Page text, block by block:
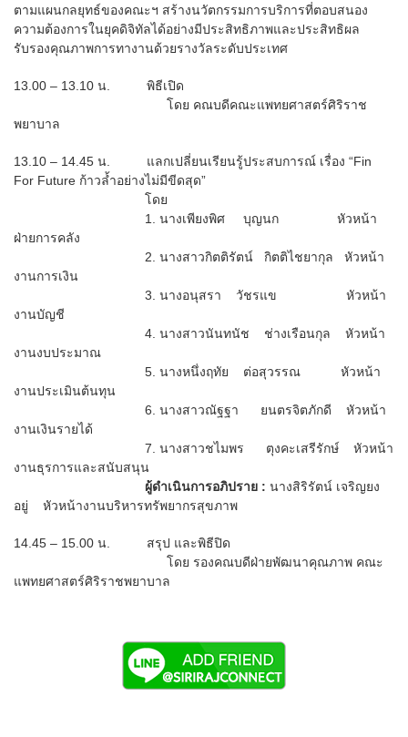
ตามแผนกลยุทธ์ของคณะฯ สร้างนวัตกรรมการบริการที่ตอบสนอง
ความต้องการในยุคดิจิทัลได้อย่างมีประสิทธิภาพและประสิทธิผล
รับรองคุณภาพการทางานด้วยรางวัลระดับประเทศ
13.00 – 13.10 น. พิธีเปิด
โดย คณบดีคณะแพทยศาสตร์ศิริราช
พยาบาล
13.10 – 14.45 น.
แลกเปลี่ยนเรียนรู้ประสบการณ์ เรื่อง “Fin
For Future ก้าวล้ำอย่างไม่มีขีดสุด”
โดย
1. นางเพียงพิศ บุญนก หัวหน้า
ฝ่ายการคลัง
2. นางสาวกิตติรัตน์ กิตติไชยากุล หัวหน้า
งานการเงิน
3. นางอนุสรา วัชรแข หัวหน้า
งานบัญชี
4. นางสาวนันทนัช ช่างเรือนกุล หัวหน้า
งานงบประมาณ
5. นางหนึ่งฤทัย ต่อสุวรรณ หัวหน้า
งานประเมินต้นทุน
6. นางสาวณัฐฐา ยนตรจิตภักดี หัวหน้า
งานเงินรายได้
7. นางสาวชไมพร ตุงคะเสรีรักษ์ หัวหน้า
งานธุรการและสนับสนุน
ผู้ดำเนินการอภิปราย : นางสิริรัตน์ เจริญยง
อยู่ หัวหน้างานบริหารทรัพยากรสุขภาพ
14.45 – 15.00 น.
สรุป และพิธีปิด
โดย รองคณบดีฝ่ายพัฒนาคุณภาพ คณะ
แพทยศาสตร์ศิริราชพยาบาล